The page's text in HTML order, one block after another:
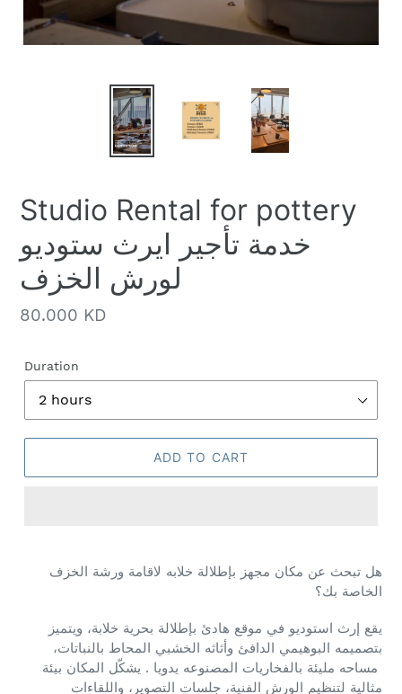
Studio Rental for pottery
خدمة تأجير ايرث ستوديو
لورش الخزف
Regular
80.000 KD
Duration
ADD TO CART
هل تبحث عن مكان مجهز بإطلالة خلابه لاقامة ورشة الخزف
الخاصة بك؟
يقع إرث استوديو في موقع هادئ بإطلالة بحرية خلابة، ويتميز
بتصميمه البوهيمي الدافئ وأثاثه الخشبي المحاط بالنباتات،
مساحه مليئة بالفخاريات المصنوعه يدويا . يشكّل المكان بيئة
مثالية لتنظيم الورش الفنية، جلسات التصوير، واللقاءات